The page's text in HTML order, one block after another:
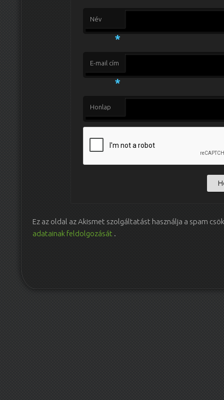
Név
*
E-mail cím
*
Honlap
Ez az oldal az Akismet szolgáltatást használja a spam
adatainak feldolgozását .